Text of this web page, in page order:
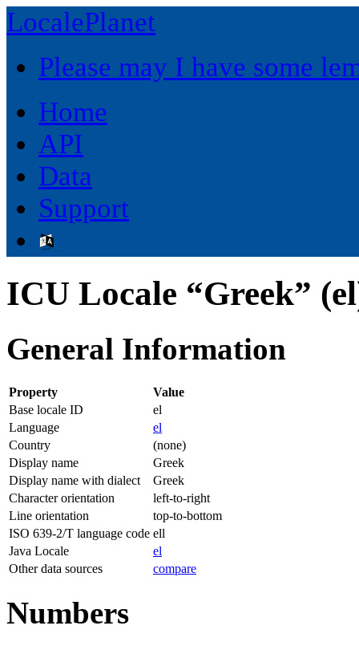
LocalePlanet
Please may I have some
Home
API
Data
Support
ICU Locale “Greek”
General Information
Property
Value
Base locale ID
el
Language
el
Country
(none)
Display name
Greek
Display name with dialect
Greek
Character orientation
left-to-right
Line orientation
top-to-bottom
ISO 639-2/T language code ell
Java Locale
el
Other data sources
compare
Numbers